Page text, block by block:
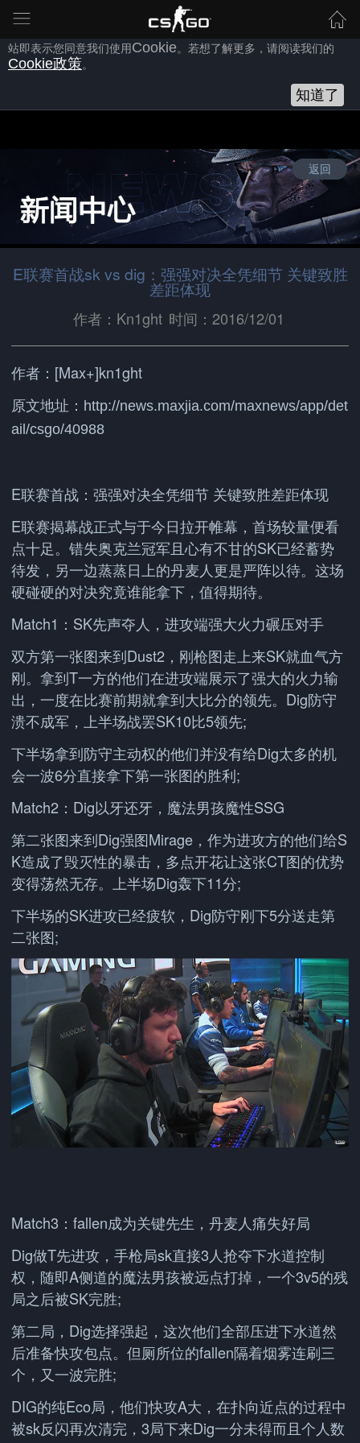
为向您提供良好的网站使用体验，完美世界网站会使用自身或第三方
，以作为安全、技术、分析、推广等之用。继续浏览本网
站即表示您同意我们使用Cookie。若想了解更多，请阅读我们的
Cookie政策。
知道了
返回
E联赛首战sk vs dig：强强对决全凭细节 关键致胜
差距体现
作者：Kn1ght 时间：2016/12/01
作者：[Max+]kn1ght
原文地址： http://news.maxjia.com/maxnews/app/det
ail/csgo/40988
E联赛首战：强强对决全凭细节 关键致胜差距体现
E联赛揭幕战正式与于今日拉开帷幕，首场较量便看
点十足。错失奥克兰冠军且心有不甘的SK已经蓄势
待发，另一边蒸蒸日上的丹麦人更是严阵以待。这场
硬碰硬的对决究竟谁能拿下，值得期待。
Match1：SK先声夺人，进攻端强大火力碾压对手
双方第一张图来到Dust2，刚枪图走上来SK就血气方
刚。拿到T一方的他们在进攻端展示了强大的火力输
出，一度在比赛前期就拿到大比分的领先。Dig防守
溃不成军，上半场战罢SK10比5领先;
下半场拿到防守主动权的他们并没有给Dig太多的机
会一波6分直接拿下第一张图的胜利;
Match2：Dig以牙还牙，魔法男孩魔性SSG
第二张图来到Dig强图Mirage，作为进攻方的他们给S
K造成了毁灭性的暴击，多点开花让这张CT图的优势
变得荡然无存。上半场Dig轰下11分;
下半场的SK进攻已经疲软，Dig防守刚下5分送走第
二张图;
Match3：fallen成为关键先生，丹麦人痛失好局
Dig做T先进攻，手枪局sk直接3人抢夺下水道控制
权，随即A侧道的魔法男孩被远点打掉，一个3v5的残
局之后被SK完胜;
第二局，Dig选择强起，这次他们全部压进下水道然
后准备快攻包点。但厕所位的fallen隔着烟雾连刷三
个，又一波完胜;
DIG的纯Eco局，他们快攻A大，在扑向近点的过程中
被sk反闪再次清完，3局下来Dig一分未得而且个人数